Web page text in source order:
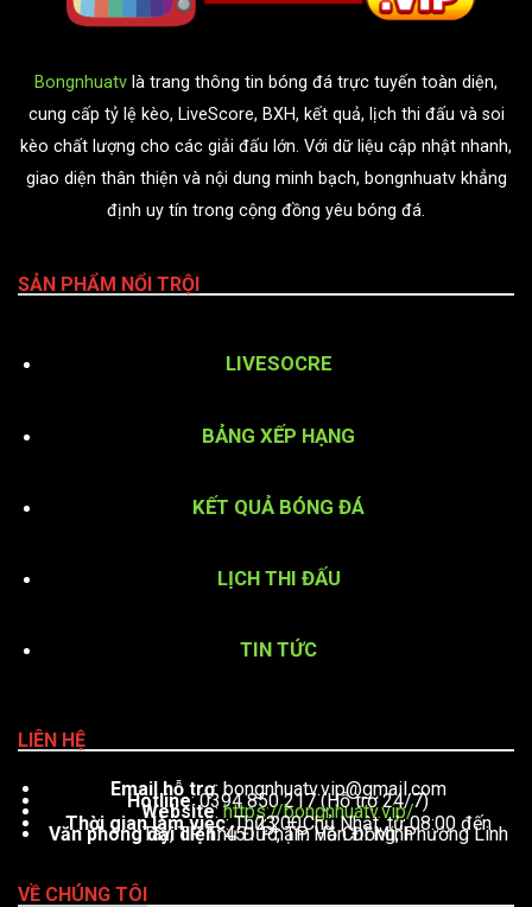
Bongnhuatv là trang thông tin bóng đá trực tuyến toàn diện,
cung cấp tỷ lệ kèo, LiveScore, BXH, kết quả, lịch thi đấu và soi
kèo chất lượng cho các giải đấu lớn. Với dữ liệu cập nhật nhanh,
giao diện thân thiện và nội dung minh bạch, bongnhuatv khẳng
định uy tín trong cộng đồng yêu bóng đá.
SẢN PHẨM NỔI TRỘI
LIVESOCRE
BẢNG XẾP HẠNG
KẾT QUẢ BÓNG ĐÁ
LỊCH THI ĐẤU
TIN TỨC
LIÊN HỆ
Email hỗ trợ:bongnhuatv.vip@gmail.com
Hotline: 0394 850 217 (Hỗ trợ 24/7)
Website:https://bongnhuatv.vip/
Thời gian làm việc : Thứ 2 – Chủ Nhật, từ 08:00 đến 23:00
Văn phòng đại diện: 451 Phạm Văn Đồng, Phường Linh Tây, TP. Thủ Đức, TP. Hồ Chí Minh
VỀ CHÚNG TÔI